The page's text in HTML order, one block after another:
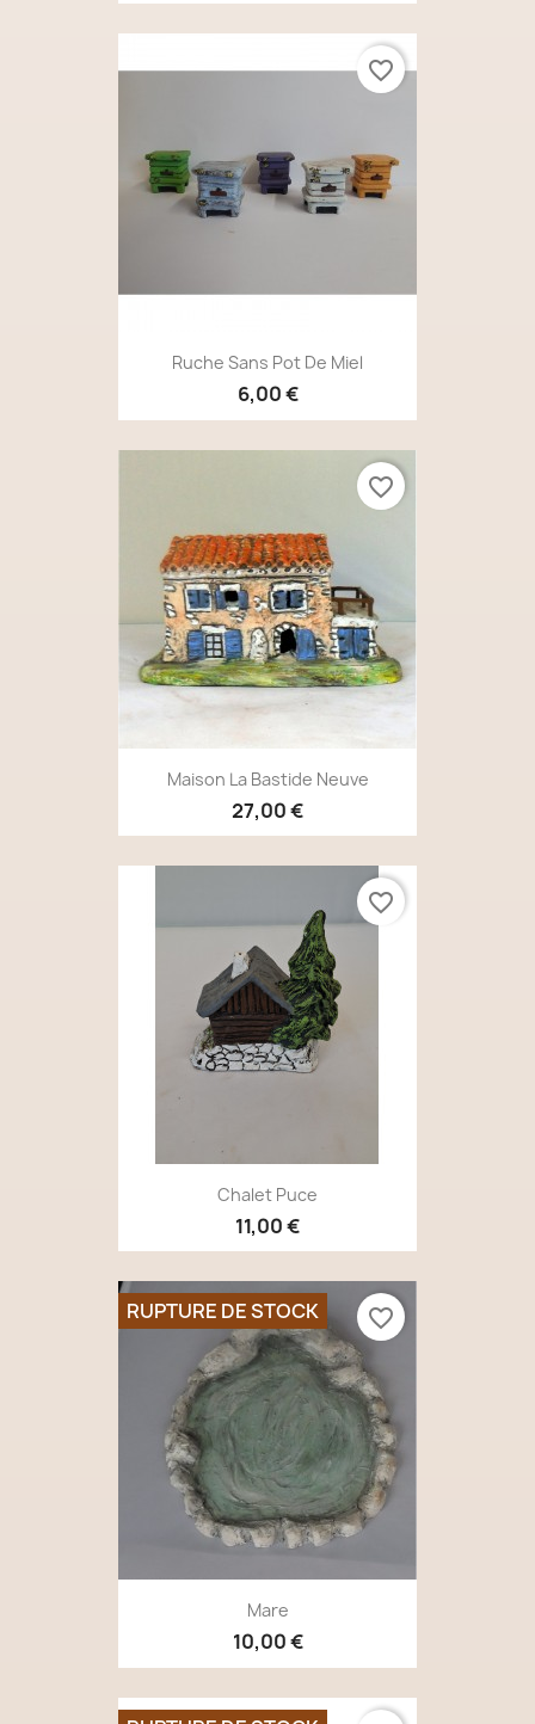
Ruche Sans Pot De Miel
6,00 €
favorite_border
Maison La Bastide Neuve
27,00 €
favorite_border
Chalet Puce
11,00 €
favorite_border
Mare
10,00 €
RUPTURE DE STOCK favorite_border